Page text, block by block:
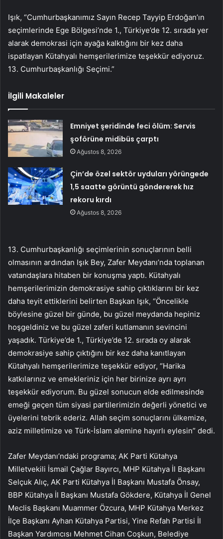
Işık, “Cumhurbaşkanımız Sayın Recep Tayyip Erdoğan’ın
seçimlerinde Ege Bölgesi’nde 1., Türkiye’de 12. sırada yer
alarak demokrasi için ayağa kalktığını bir kez daha
ispatlayan Kütahyalı hemşerilerimize teşekkür ediyoruz.
13. Cumhurbaşkanlığı Seçimi.”
İlgili Makaleler
Emniyet şeridinde feci ölüm: Servis
şoförüne midibüs çarptı
Ağustos 8, 2026
Çin’de özel sektör uyduları yörüngede
1,5 saatte görüntü göndererek hız
rekoru kırdı
Ağustos 8, 2026
13. Cumhurbaşkanlığı seçimlerinin sonuçlarının belli
olmasının ardından Işık Bey, Zafer Meydanı’nda toplanan
vatandaşlara hitaben bir konuşma yaptı. Kütahyalı
hemşerilerimizin demokrasiye sahip çıktıklarını bir kez
daha teyit ettiklerini belirten Başkan Işık, “Öncelikle
böylesine güzel bir günde, bu güzel meydanda hepiniz
hoşgeldiniz ve bu güzel zaferi kutlamanın sevincini
yaşadık. Türkiye’de 1., Türkiye’de 12. sırada oy alarak
demokrasiye sahip çıktığını bir kez daha kanıtlayan
Kütahyalı hemşerilerimize teşekkür ediyor, “Harika
katkılarınız ve emekleriniz için her birinize ayrı ayrı
teşekkür ediyorum. Bu güzel sonucun elde edilmesinde
emeği geçen tüm siyasi partilerimizin değerli yönetici ve
üyelerini tebrik ederiz. Allah seçim sonuçlarını ülkemize,
aziz milletimize ve Türk-İslam alemine hayırlı eylesin” dedi.
Zafer Meydanı’ndaki programa; AK Parti Kütahya
Milletvekili İsmail Çağlar Bayırcı, MHP Kütahya İl Başkanı
Selçuk Alıç, AK Parti Kütahya İl Başkanı Mustafa Önsay,
BBP Kütahya İl Başkanı Mustafa Gökdere, Kütahya İl Genel
Meclis Başkanı Muammer Özcura, MHP Kütahya Merkez
İlçe Başkanı Ayhan Kütahya Partisi, Yine Refah Partisi İl
Başkan Yardımcısı Mehmet Cihan Coşkun, Belediye